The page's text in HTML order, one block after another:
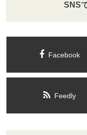
SNS
Facebook
Feedly